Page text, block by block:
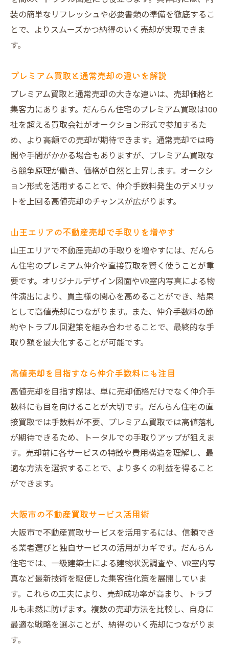
装の簡単なリフレッシュや必要書類の準備を徹底するこ
とで、よりスムーズかつ納得のいく売却が実現できま
す。
プレミアム買取と通常売却の違いを解説
プレミアム買取と通常売却の大きな違いは、売却価格と
集客力にあります。だんらん住宅のプレミアム買取は100
社を超える買取会社がオークション形式で参加するた
め、より高額での売却が期待できます。通常売却では時
間や手間がかかる場合もありますが、プレミアム買取な
ら競争原理が働き、価格が自然と上昇します。オークシ
ョン形式を活用することで、仲介手数料発生のデメリッ
トを上回る高値売却のチャンスが広がります。
山王エリアの不動産売却で手取りを増やす
山王エリアで不動産売却の手取りを増やすには、だんら
ん住宅のプレミアム仲介や直接買取を賢く使うことが重
要です。オリジナルデザイン図面やVR室内写真による物
件演出により、買主様の関心を高めることができ、結果
として高値売却につながります。また、仲介手数料の節
約やトラブル回避策を組み合わせることで、最終的な手
取り額を最大化することが可能です。
高値売却を目指すなら仲介手数料にも注目
高値売却を目指す際は、単に売却価格だけでなく仲介手
数料にも目を向けることが大切です。だんらん住宅の直
接買取では手数料が不要、プレミアム買取では高値落札
が期待できるため、トータルでの手取りアップが狙えま
す。売却前に各サービスの特徴や費用構造を理解し、最
適な方法を選択することで、より多くの利益を得ること
ができます。
大阪市の不動産買取サービス活用術
大阪市で不動産買取サービスを活用するには、信頼でき
る業者選びと独自サービスの活用がカギです。だんらん
住宅では、一級建築士による建物状況調査や、VR室内写
真など最新技術を駆使した集客強化策を展開していま
す。これらの工夫により、売却成功率が高まり、トラブ
ルも未然に防げます。複数の売却方法を比較し、自身に
最適な戦略を選ぶことが、納得のいく売却につながりま
す。